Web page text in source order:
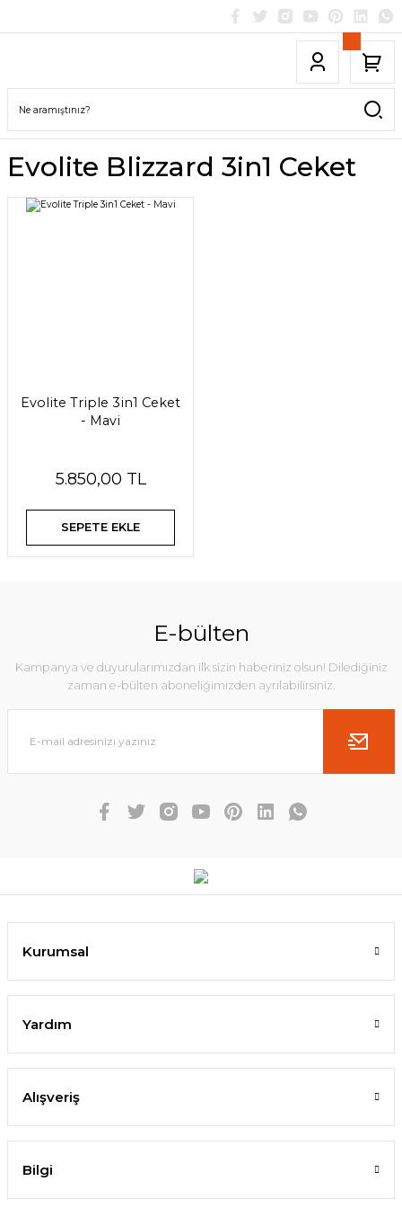
Evolite Blizzard 3in1 Ceket
Evolite Triple 3in1 Ceket
- Mavi
5.850,00 TL
SEPETE EKLE
E-bülten
Kampanya ve duyurularımızdan ilk sizin haberiniz olsun! Dilediğiniz
zaman e-bülten aboneliğimizden ayrılabilirsiniz.
Kurumsal
Yardım
Alışveriş
Bilgi